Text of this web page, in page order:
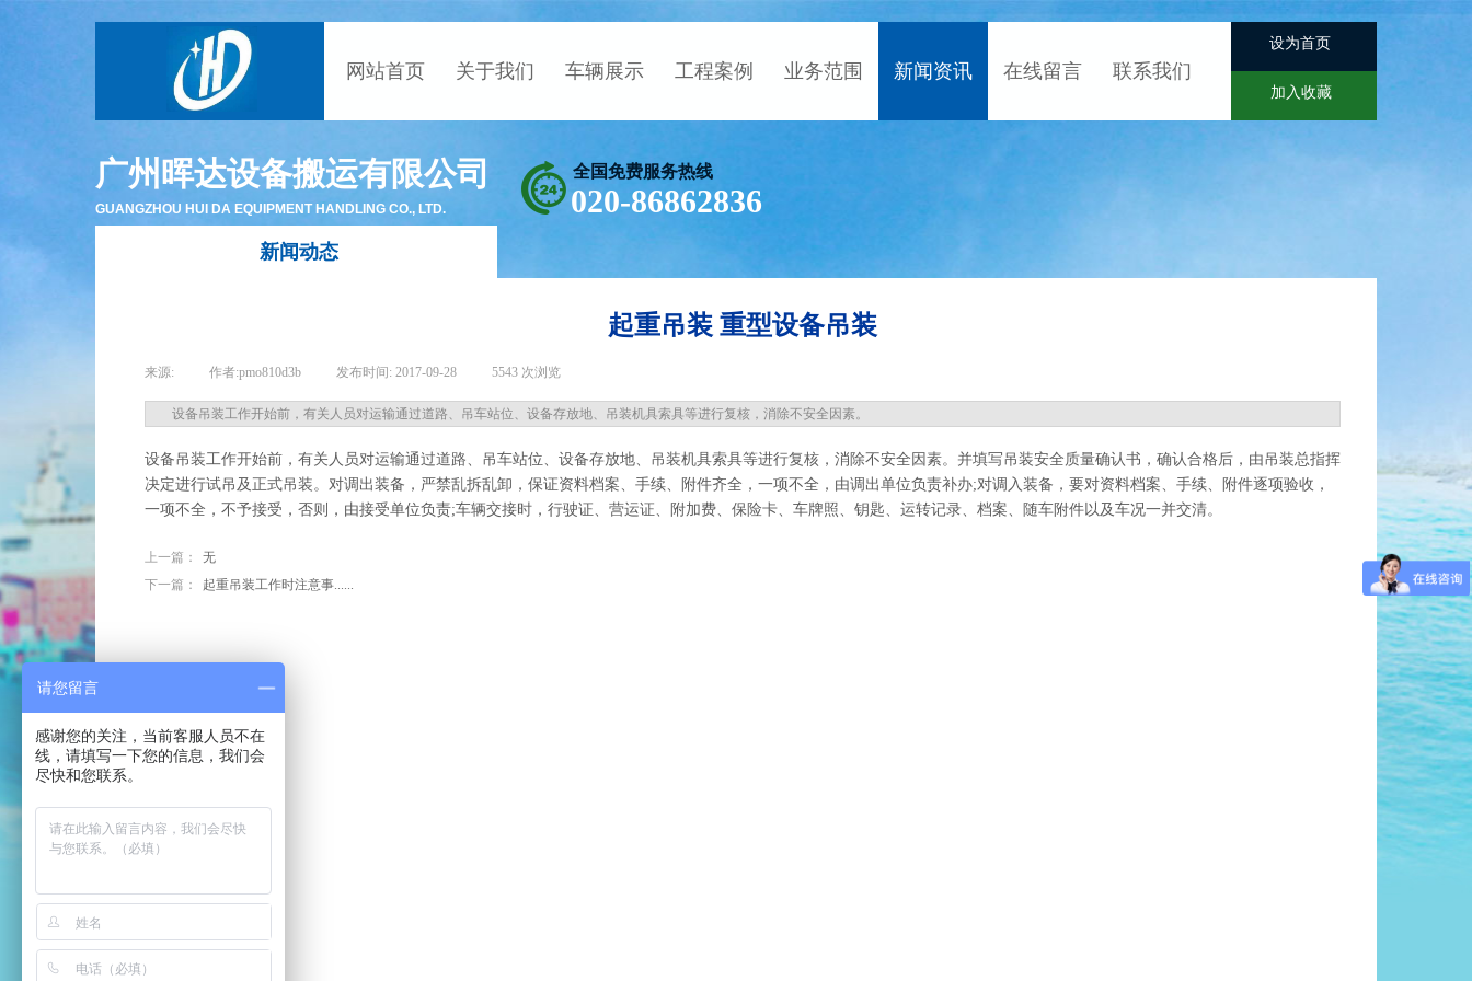
加入收藏
网站首页 关于我们 车辆展示 工程案例 业务范围 新闻资讯 在线留言 联系我们
设为首页
广州晖达设备搬运有限公司 全国免费服务热线
020-86862836
GUANGZHOU HUI DA EQUIPMENT HANDLING CO., LTD.
新闻动态
起重吊装 重型设备吊装
来源: 作者:pmo810d3b 发布时间: 2017-09-28 5543 次浏览
设备吊装工作开始前，有关人员对运输通过道路、吊车站位、设备存放地、吊装机具索具等进行复核，消除不安全因素。
设备吊装工作开始前，有关人员对运输通过道路、吊车站位、设备存放地、吊装机具索具等进行复核，消除不安全因素。并填写吊装安全质量确认书，确认合格后，由吊装总指挥
决定进行试吊及正式吊装。对调出装备，严禁乱拆乱卸，保证资料档案、手续、附件齐全，一项不全，由调出单位负责补办;对调入装备，要对资料档案、手续、附件逐项验收，
一项不全，不予接受，否则，由接受单位负责;车辆交接时，行驶证、营运证、附加费、保险卡、车牌照、钥匙、运转记录、档案、随车附件以及车况一并交清。
上一篇：
无
下一篇：
起重吊装工作时注意事......
请您留言
感谢您的关注，当前客服人员不在
线，请填写一下您的信息，我们会
尽快和您联系。